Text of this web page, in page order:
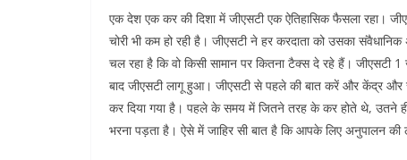
एक देश एक कर की दिशा में जीएसटी एक ऐतिहासिक फैसला रहा।
चोरी भी कम हो रही है। जीएसटी ने हर करदाता को उसका
चल रहा है कि वो किसी सामान पर कितना टैक्स दे रहे हैं। जीएसटी
बाद जीएसटी लागू हुआ। जीएसटी से पहले की बात करें और केंद्र
कर दिया गया है। पहले के समय में जितने तरह के कर होते थे, उतने
भरना पड़ता है। ऐसे में जाहिर सी बात है कि आपके लिए अनुपालन की